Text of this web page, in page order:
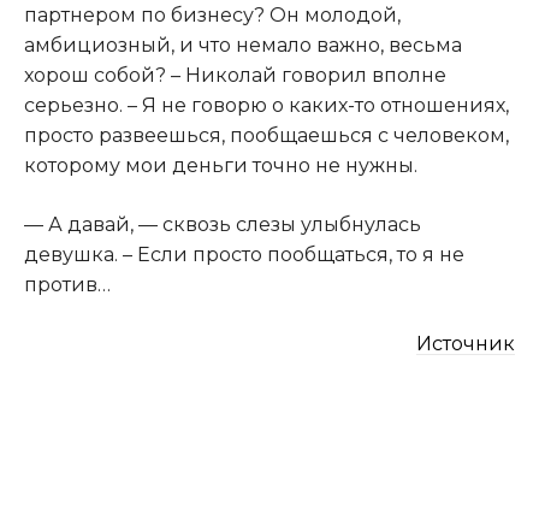
партнером по бизнесу? Он молодой,
амбициозный, и что немало важно, весьма
хорош собой? – Николай говорил вполне
серьезно. – Я не говорю о каких-то отношениях,
просто развеешься, пообщаешься с человеком,
которому мои деньги точно не нужны.
— А давай, — сквозь слезы улыбнулась
девушка. – Если просто пообщаться, то я не
против…
Источник